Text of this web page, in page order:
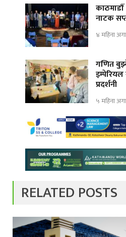
काठमाडौँ
नाटक
४ महिना
गणित
प्रदर्शनी
५ महिना
RELATED POSTS